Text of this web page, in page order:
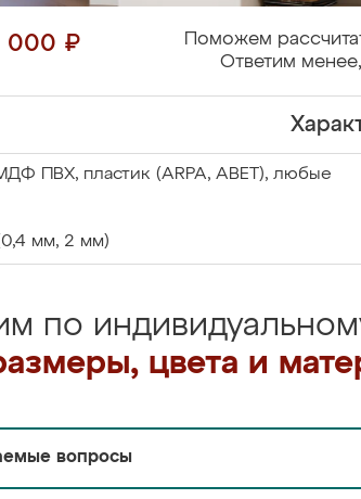
000 ₽
Поможем
Ответим
ПВХ, пластик (ARPA, ABET), любые
мм, 2 мм)
по
цвета и
вопросы